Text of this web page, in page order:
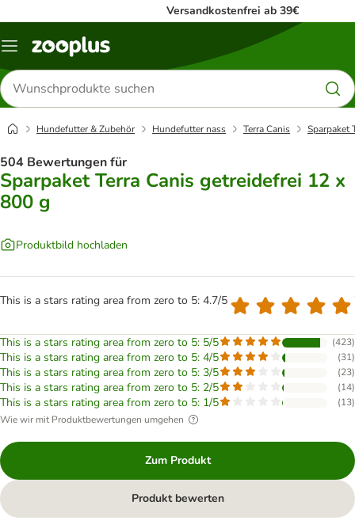
Versandkostenfrei ab 39€
Menü
Produkte
suchen
Hundefutter & Zubehör Hundefutter nass Terra Canis Sparpaket
504 Bewertungen für
Sparpaket Terra Canis getreidefrei 12 x
800 g
Produktbild hochladen
This is a stars rating area from zero to 5: 4.7/5
This is a stars rating area from zero to 5: 5/5 (423)
This is a stars rating area from zero to 5: 4/5 (31)
This is a stars rating area from zero to 5: 3/5 (23)
This is a stars rating area from zero to 5: 2/5 (14)
This is a stars rating area from zero to 5: 1/5 (13)
Wie wir mit Produktbewertungen umgehen
Zum Produkt
Produkt bewerten